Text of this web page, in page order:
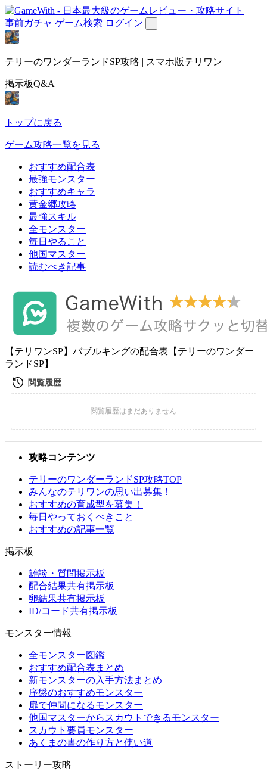
事前ガチャ ゲーム検索 ログイン
テリーのワンダーランドSP攻略 | スマホ版テリワン
掲示板Q&A
トップに戻る
ゲーム攻略一覧を見る
おすすめ配合表
最強モンスター
おすすめキャラ
黄金郷攻略
最強スキル
全モンスター
毎日やること
他国マスター
読むべき記事
【テリワンSP】バブルキングの配合表【テリーのワンダー
ランドSP】
攻略コンテンツ
テリーのワンダーランドSP攻略TOP
みんなのテリワンの思い出募集！
おすすめの育成型を募集！
毎日やっておくべきこと
おすすめの記事一覧
掲示板
雑談・質問掲示板
配合結果共有掲示板
卵結果共有掲示板
ID/コード共有掲示板
モンスター情報
全モンスター図鑑
おすすめ配合表まとめ
新モンスターの入手方法まとめ
序盤のおすすめモンスター
扉で仲間になるモンスター
他国マスターからスカウトできるモンスター
スカウト要員モンスター
あくまの書の作り方と使い道
ストーリー攻略